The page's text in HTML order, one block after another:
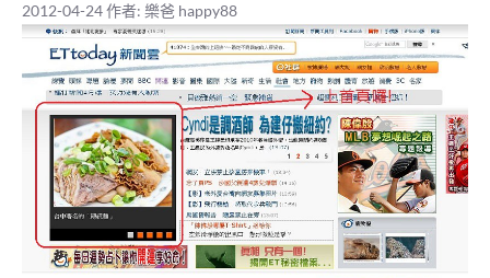
2012-04-24 | 樂爸 happy88
2012-04-24作者: 樂爸 happy88